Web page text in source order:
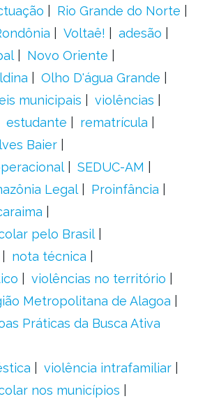
Rio Grande do Norte
Voltaê!
adesão
Novo Oriente
Olho D'água Grande
municipais
violências
estudante
rematrícula
Baier
SEDUC-AM
Legal
Proinfância
pelo Brasil
nota técnica
violências no território
Metropolitana de Alagoa
Práticas da Busca Ativa
violência intrafamiliar
nos municípios